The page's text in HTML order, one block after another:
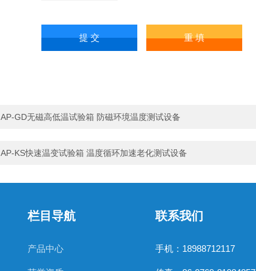
AP-GD无磁高低温试验箱 防磁环境温度测试设备
AP-KS快速温变试验箱 温度循环加速老化测试设备
栏目导航
产品中心
联系我们
手机：18988712117